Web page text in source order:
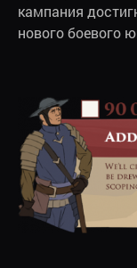
кампания
нового боевого